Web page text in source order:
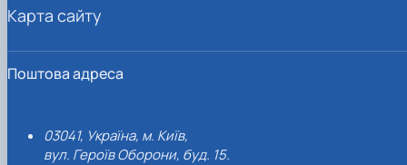
Поштова адреса
03041, Україна, м. Київ,
вул. Героїв Оборони, буд. 15.
Карта сайту